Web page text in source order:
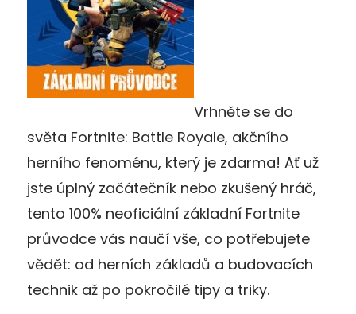
Vrhněte se do
světa Fortnite: Battle Royale, akčního
herního fenoménu, který je zdarma! Ať už
jste úplný začátečník nebo zkušený hráč,
tento 100% neoficiální základní Fortnite
průvodce vás naučí vše, co potřebujete
vědět: od herních základů a budovacích
technik až po pokročilé tipy a triky.